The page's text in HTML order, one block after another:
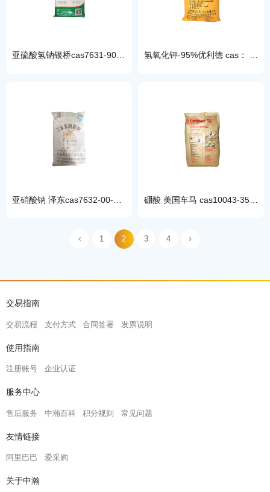
亚硫酸氢钠银桥cas7631-90-5用作漂白剂防腐剂抗氧化剂细菌抑制剂 氢氧化钾-95%优利德 cas： 1310-58-3工业级 含量95%印染漂白和丝光
1 2 3 4
交易指南
交易流程 支付方式 合同签署 发票说明
使用指南
注册账号 企业认证
服务中心
售后服务 中瀚百科 积分规则 常见问题
友情链接
阿里巴巴 爱采购
关于中瀚